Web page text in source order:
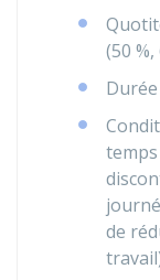
(50 %,
de